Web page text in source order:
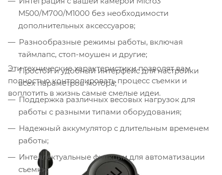
M500/M700/M1000 без необходимости
дополнительных аксессуаров;
Разнообразные режимы работы, включая
таймлапс, стоп-моушен и другие;
Простой и удобный интерфейс для настройки
всех параметров мотора;
Поддержка различных весовых нагрузок для
работы с разными типами оборудования;
Надежный аккумулятор с длительным временем
работы;
Интеллектуальные функции для автоматизации
съемки;
Эти технические характеристики позволят вам
полностью контролировать процесс съемки и
воплотить в жизнь самые смелые идеи.